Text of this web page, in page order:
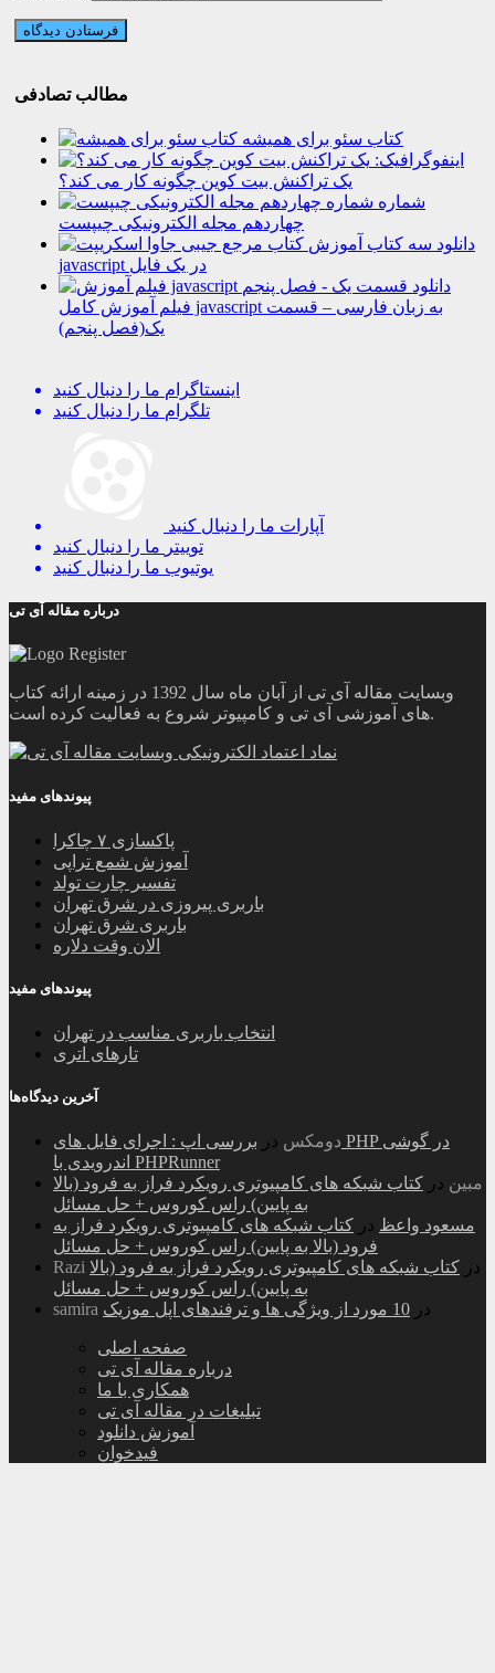
مطالب تصادفی
کتاب سئو برای همیشه
اینفوگرافیک:
یک تراکنش بیت کوین چگونه کار می کند؟
شماره
چهاردهم مجله الکترونیکی چیپست
دانلود سه کتاب آموزش
javascript در یک فایل
دانلود
فیلم آموزش کامل javascript به زبان فارسی – قسمت
یک(فصل پنجم)
اینستاگرام ما را دنبال کنید
تلگرام ما را دنبال کنید
آپارات ما را دنبال کنید
توییتر ما را دنبال کنید
یوتیوب ما را دنبال کنید
درباره مقاله آی تی
وبسایت مقاله آی تی از آبان ماه سال 1392 در زمینه ارائه کتاب
های آموزشی آی تی و کامپیوتر شروع به فعالیت کرده است.
پیوندهای مفید
پاکسازی ۷ چاکرا
آموزش شمع تراپی
تفسیر چارت تولد
باربری پیروزی در شرق تهران
باربری شرق تهران
الان وقت دلاره
پیوندهای مفید
انتخاب باربری مناسب در تهران
تارهای اتری
آخرین دیدگاه‌ها
دومکس در بررسی اپ : اجرای فایل های PHP در گوشی
اندرویدی با PHPRunner
مبین در کتاب شبکه های کامپیوتری رویکرد فراز به فرود (بالا
به پایین) راس کوروس + حل مسائل
مسعود واعظ در کتاب شبکه های کامپیوتری رویکرد فراز به
فرود (بالا به پایین) راس کوروس + حل مسائل
Razi
در کتاب شبکه های کامپیوتری رویکرد فراز به فرود (بالا
به پایین) راس کوروس + حل مسائل
samira
در 10 مورد از ویژگی ها و ترفندهای اپل موزیک
صفحه اصلی
درباره مقاله آی تی
همکاری با ما
تبلیغات در مقاله آی تی
آموزش دانلود
فیدخوان